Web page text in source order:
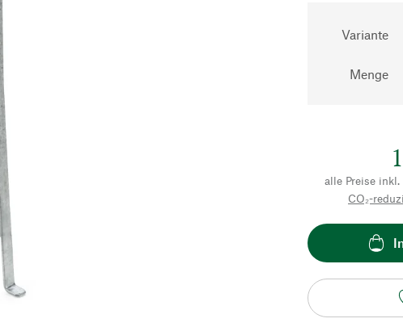
Variante
Menge
alle Preise
CO₂-